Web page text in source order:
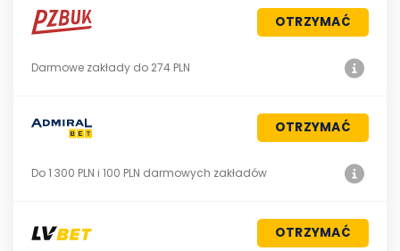
OTRZYMAĆ
Darmowe zakłady do 274 PLN
OTRZYMAĆ
Do 1 300 PLN i 100 PLN darmowych zakładów
OTRZYMAĆ